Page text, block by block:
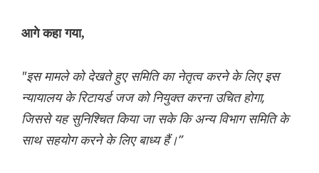
आगे कहा गया,
"इस मामले को देखते हुए समिति का नेतृत्व करने के लिए इस
न्यायालय के रिटायर्ड जज को नियुक्त करना उचित होगा,
जिससे यह सुनिश्चित किया जा सके कि अन्य विभाग समिति के
साथ सहयोग करने के लिए बाध्य हैं।”